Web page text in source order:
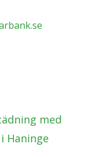
med
Haninge